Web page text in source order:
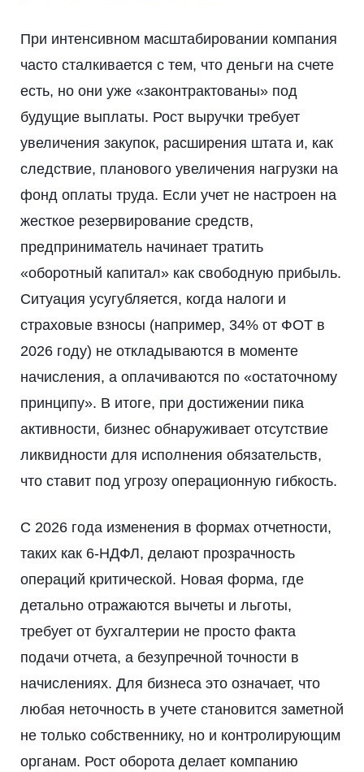
При интенсивном масштабировании компания
часто сталкивается с тем, что деньги на счете
есть, но они уже «законтрактованы» под
будущие выплаты. Рост выручки требует
увеличения закупок, расширения штата и, как
следствие, планового увеличения нагрузки на
фонд оплаты труда. Если учет не настроен на
жесткое резервирование средств,
предприниматель начинает тратить
«оборотный капитал» как свободную прибыль.
Ситуация усугубляется, когда налоги и
страховые взносы (например, 34% от ФОТ в
2026 году) не откладываются в моменте
начисления, а оплачиваются по «остаточному
принципу». В итоге, при достижении пика
активности, бизнес обнаруживает отсутствие
ликвидности для исполнения обязательств,
что ставит под угрозу операционную гибкость.
С 2026 года изменения в формах отчетности,
таких как 6-НДФЛ, делают прозрачность
операций критической. Новая форма, где
детально отражаются вычеты и льготы,
требует от бухгалтерии не просто факта
подачи отчета, а безупречной точности в
начислениях. Для бизнеса это означает, что
любая неточность в учете становится заметной
не только собственнику, но и контролирующим
органам. Рост оборота делает компанию